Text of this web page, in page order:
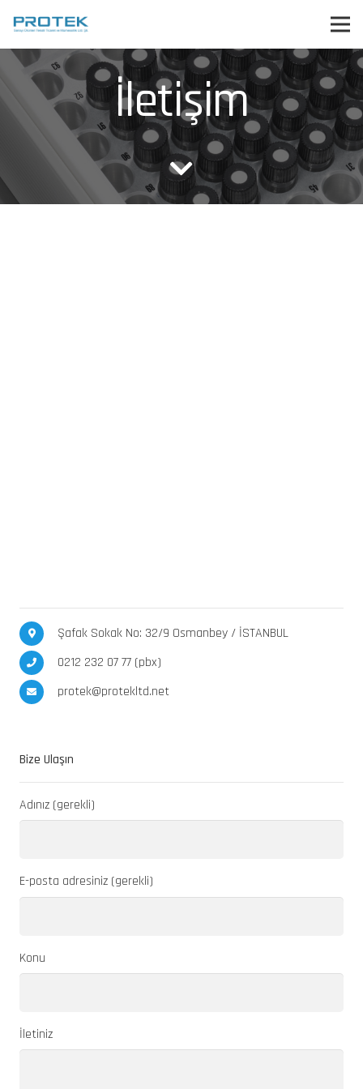
İletişim
Şafak Sokak No: 32/9 Osmanbey / İSTANBUL
0212 232 07 77 (pbx)
protek@protekltd.net
Bize Ulaşın
Adınız (gerekli)
E-posta adresiniz (gerekli)
Konu
İletiniz